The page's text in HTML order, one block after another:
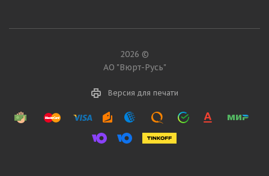
2026 ©
АО "Вюрт-Русь"
Версия для печати